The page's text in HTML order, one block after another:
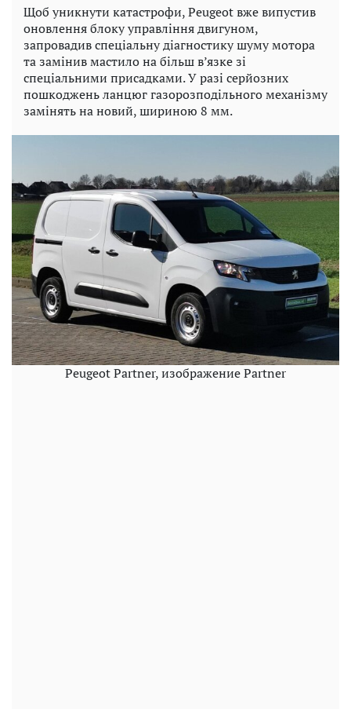
Щоб уникнути катастрофи, Peugeot вже випустив
оновлення блоку управління двигуном,
запровадив спеціальну діагностику шуму мотора
та замінив мастило на більш в’язке зі
спеціальними присадками. У разі серйозних
пошкоджень ланцюг газорозподільного механізму
замінять на новий, шириною 8 мм.
Peugeot Partner, изображение Partner